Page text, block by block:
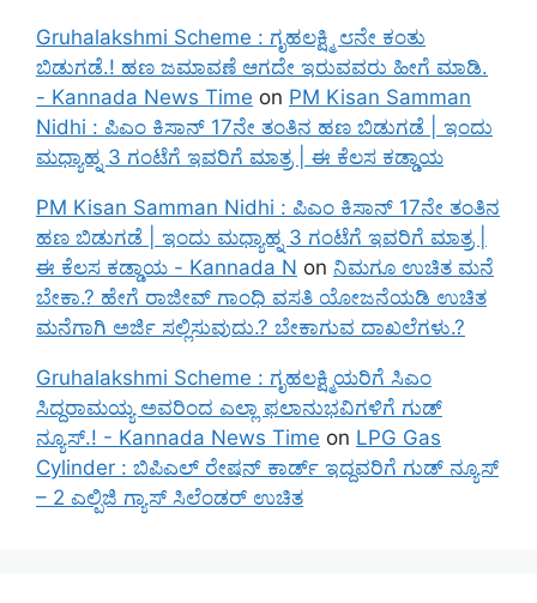
Gruhalakshmi Scheme : ಗೃಹಲಕ್ಷ್ಮಿ ೮ನೇ ಕಂತು
ಬಿಡುಗಡೆ.! ಹಣ ಜಮಾವಣೆ ಆಗದೇ ಇರುವವರು ಹೀಗೆ ಮಾಡಿ.
- Kannada News Time on PM Kisan Samman
Nidhi : ಪಿಎಂ ಕಿಸಾನ್ 17ನೇ ತಂತಿನ ಹಣ ಬಿಡುಗಡೆ | ಇಂದು
ಮಧ್ಯಾಹ್ನ 3 ಗಂಟೆಗೆ ಇವರಿಗೆ ಮಾತ್ರ | ಈ ಕೆಲಸ ಕಡ್ಡಾಯ
PM Kisan Samman Nidhi : ಪಿಎಂ ಕಿಸಾನ್ 17ನೇ ತಂತಿನ
ಹಣ ಬಿಡುಗಡೆ | ಇಂದು ಮಧ್ಯಾಹ್ನ 3 ಗಂಟೆಗೆ ಇವರಿಗೆ ಮಾತ್ರ |
ಈ ಕೆಲಸ ಕಡ್ಡಾಯ - Kannada N on ನಿಮಗೂ ಉಚಿತ ಮನೆ
ಬೇಕಾ.? ಹೇಗೆ ರಾಜೀವ್ ಗಾಂಧಿ ವಸತಿ ಯೋಜನೆಯಡಿ ಉಚಿತ
ಮನೆಗಾಗಿ ಅರ್ಜಿ ಸಲ್ಲಿಸುವುದು.? ಬೇಕಾಗುವ ದಾಖಲೆಗಳು.?
Gruhalakshmi Scheme : ಗೃಹಲಕ್ಷ್ಮಿಯರಿಗೆ ಸಿಎಂ
ಸಿದ್ದರಾಮಯ್ಯ ಅವರಿಂದ ಎಲ್ಲಾ ಫಲಾನುಭವಿಗಳಿಗೆ ಗುಡ್
ನ್ಯೂಸ್.! - Kannada News Time on LPG Gas
Cylinder : ಬಿಪಿಎಲ್ ರೇಷನ್ ಕಾರ್ಡ್ ಇದ್ದವರಿಗೆ ಗುಡ್ ನ್ಯೂಸ್
– 2 ಎಲ್ಪಿಜಿ ಗ್ಯಾಸ್ ಸಿಲೆಂಡರ್ ಉಚಿತ